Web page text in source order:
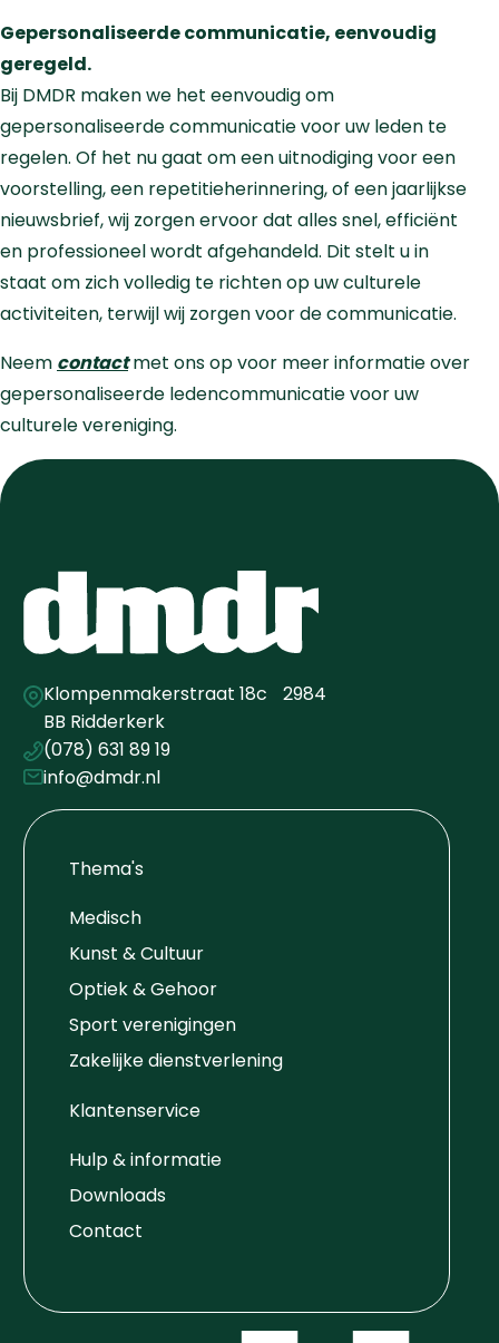
Gepersonaliseerde communicatie, eenvoudig
geregeld.
Bij DMDR maken we het eenvoudig om
gepersonaliseerde communicatie voor uw leden te
regelen. Of het nu gaat om een uitnodiging voor een
voorstelling, een repetitieherinnering, of een jaarlijkse
nieuwsbrief, wij zorgen ervoor dat alles snel, efficiënt
en professioneel wordt afgehandeld. Dit stelt u in
staat om zich volledig te richten op uw culturele
activiteiten, terwijl wij zorgen voor de communicatie.
Neem contactmet ons op voor meer informatie over
gepersonaliseerde ledencommunicatie voor uw
culturele vereniging.
Klompenmakerstraat 18c 2984
BB Ridderkerk
(078) 631 89 19
info@dmdr.nl
Thema's
Medisch
Kunst & Cultuur
Optiek & Gehoor
Sport verenigingen
Zakelijke dienstverlening
Klantenservice
Hulp & informatie
Downloads
Contact